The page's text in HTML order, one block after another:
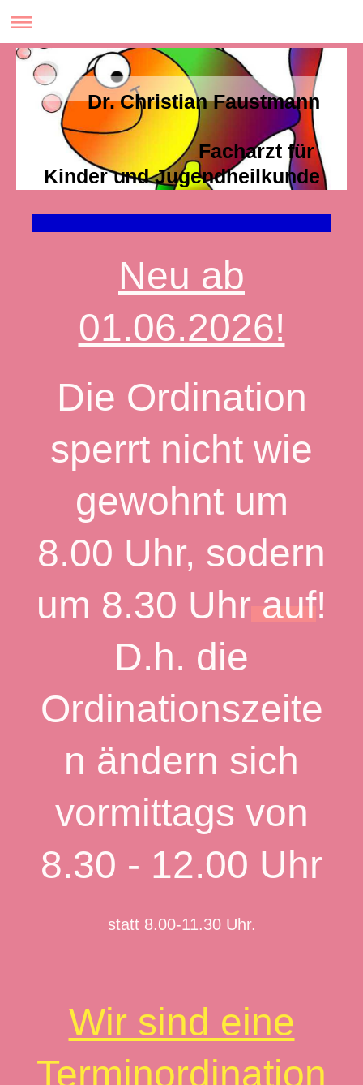
Dr. Christian Faustmann
Facharzt für
Kinder und Jugendheilkunde
Neu ab
01.06.2026!
Die Ordination
sperrt nicht wie
gewohnt um
8.00 Uhr, sodern
um 8.30 Uhr auf!
D.h. die
Ordinationszeite
n ändern sich
vormittags von
8.30 - 12.00 Uhr
statt 8.00-11.30 Uhr.
Wir sind eine
Terminordination